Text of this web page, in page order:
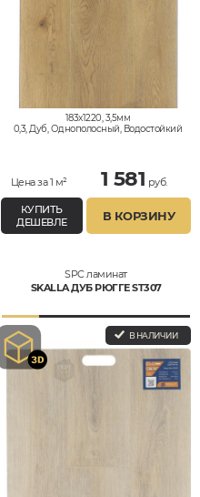
183x1220, 3,5мм
0,3, Дуб, Однополосный, Водостойкий
Цена за 1 м² 1 581 руб.
КУПИТЬ
ДЕШЕВЛЕ
В КОРЗИНУ
SPC ламинат
SKALLA ДУБ РЮГГЕ ST307
В НАЛИЧИИ